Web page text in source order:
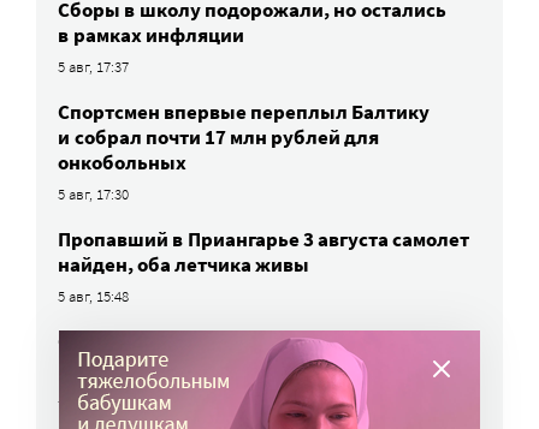
Сборы в школу подорожали, но остались
в рамках инфляции
5 авг, 17:37
Спортсмен впервые переплыл Балтику
и собрал почти 17 млн рублей для
онкобольных
5 авг, 17:30
Пропавший в Приангарье 3 августа самолет
найден, оба летчика живы
5 авг, 15:48
Семьи погибших на СВО не исключат
из очереди на квартиру
5 авг, 15:28